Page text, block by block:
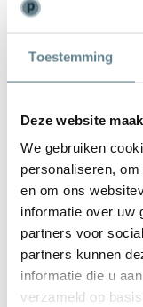
Toestemming
Deze website
We gebruiken
personaliseren,
en om ons
informatie over uw
partners voor
partners kunnen
informatie die u
verzameld op
Weinig onderhoud
De plantenbak is zeer
borstel of doek en met
We staan
Wil je advies of
team!